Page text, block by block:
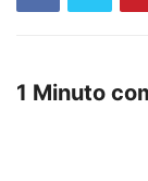
1 Minuto